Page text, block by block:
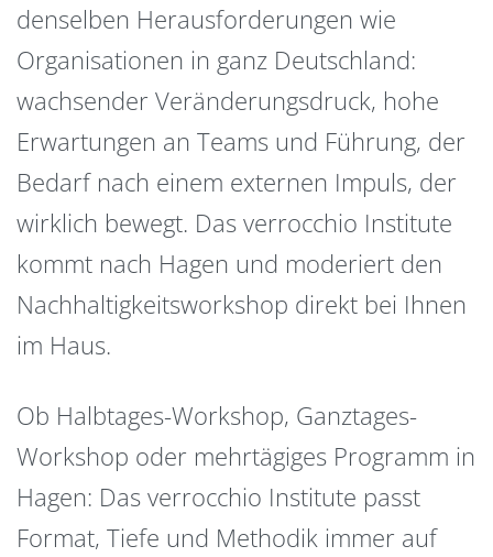
denselben Herausforderungen wie
Organisationen in ganz Deutschland:
wachsender Veränderungsdruck, hohe
Erwartungen an Teams und Führung, der
Bedarf nach einem externen Impuls, der
wirklich bewegt. Das verrocchio Institute
kommt nach Hagen und moderiert den
Nachhaltigkeitsworkshop direkt bei Ihnen
im Haus.
Ob Halbtages-Workshop, Ganztages-
Workshop oder mehrtägiges Programm in
Hagen: Das verrocchio Institute passt
Format, Tiefe und Methodik immer auf